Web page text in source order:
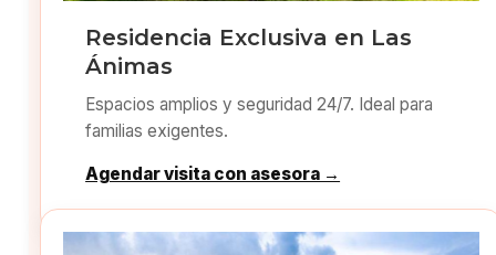
Residencia Exclusiva en Las
Ánimas
Espacios amplios y seguridad 24/7. Ideal para
familias exigentes.
Agendar visita con asesora →